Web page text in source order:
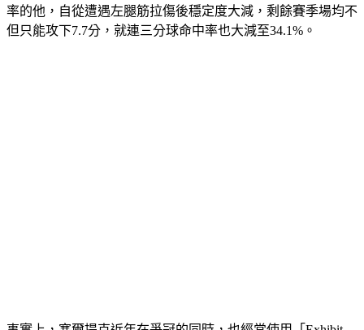
率的他，自從遭遇左腿筋拉傷後穩定度大減，剩餘賽季場均不
但只能攻下7.7分，就連三分球命中率也大減至34.1%。